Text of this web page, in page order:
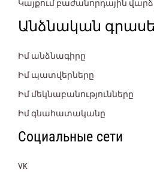
Կայքում բաժանորդային
Անձնական
Իմ անձնագիրը
Իմ պատվերները
Իմ մեկնաբանությունները
Իմ գնահատականը
Социальные сети
VK